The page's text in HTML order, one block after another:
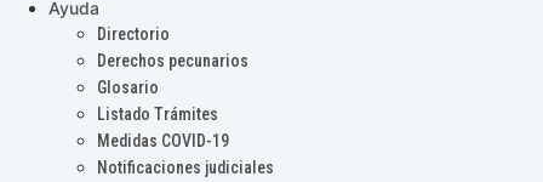
Ayuda
Directorio
Derechos pecunarios
Glosario
Listado Trámites
Medidas COVID-19
Notificaciones judiciales